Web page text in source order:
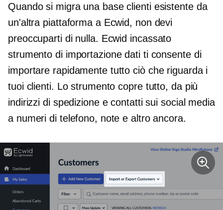
Quando si migra una base clienti esistente da
un'altra piattaforma a Ecwid, non devi
preoccuparti di nulla. Ecwid incassato
strumento di importazione dati ti consente di
importare rapidamente tutto ciò che riguarda i
tuoi clienti. Lo strumento copre tutto, da più
indirizzi di spedizione e contatti sui social media
a numeri di telefono, note e altro ancora.